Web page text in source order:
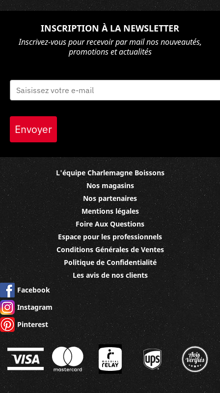
INSCRIPTION À LA NEWSLETTER
Inscrivez-vous pour recevoir par mail nos nouveautés,
promotions et actualités
Envoyer
L'équipe Charlemagne Boissons
Nos magasins
Nos partenaires
Mentions légales
Foire Aux Questions
Espace pour les professionnels
Conditions Générales de Ventes
Politique de Confidentialité
Les avis de nos clients
Facebook
Instagram
Pinterest